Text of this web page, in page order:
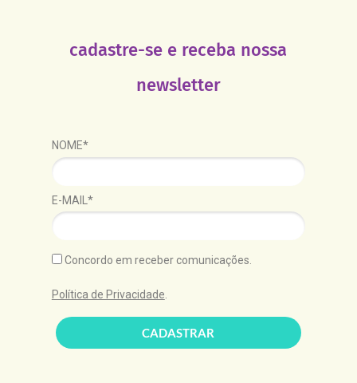
cadastre-se e receba nossa
newsletter
NOME*
E-MAIL*
Concordo em receber comunicações.
Política de Privacidade.
CADASTRAR